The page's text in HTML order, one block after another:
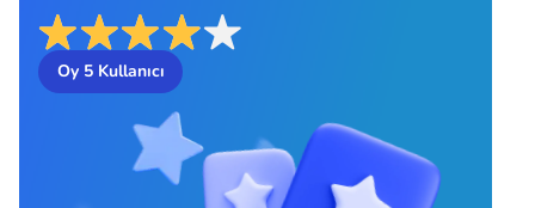
Oy 5Kullanıcı